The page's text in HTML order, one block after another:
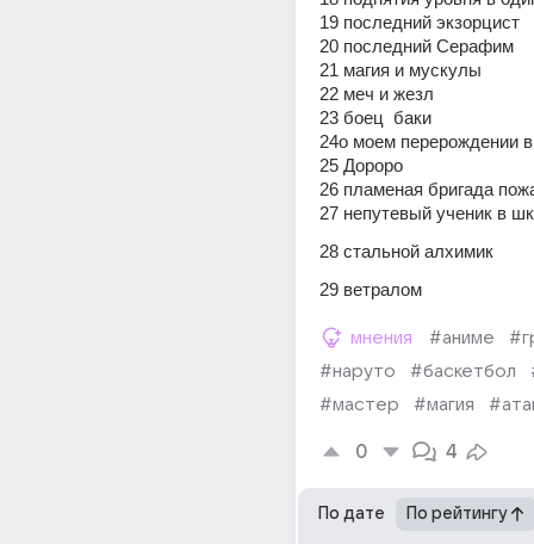
19 последний экзорцист
20 последний Серафим
21 магия и мускулы
22 меч и жезл
23 боец  баки
24о моем перерождении
25 Дороро
26 пламеная бригада
27 непутевый ученик в
28 стальной алхимик
29 ветралом
мнения #аниме
#наруто
#баскетбол
#мастер
#магия
0 4
По дате По рейтингу